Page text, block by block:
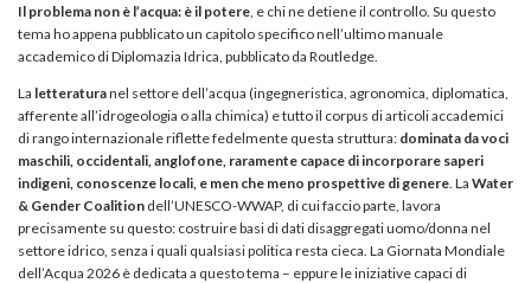
Il problema non è l’acqua: è il potere , e chi ne detiene il controllo. Su questo
tema ho appena pubblicato un capitolo specifico nell’ultimo manuale
accademico di Diplomazia Idrica, pubblicato da Routledge.
La letteraturanel settore dell’acqua (ingegneristica, agronomica, diplomatica,
afferente all’idrogeologia o alla chimica) e tutto il corpus di articoli accademici
di rango internazionale riflette fedelmente questa struttura: dominata da voci
maschili, occidentali, anglofone, raramente capace di incorporare saperi
indigeni, conoscenze locali, e men che meno prospettive di genere . La Water
& Gender Coalition dell’UNESCO-WWAP, di cui faccio parte, lavora
precisamente su questo: costruire basi di dati disaggregati uomo/donna nel
settore idrico, senza i quali qualsiasi politica resta cieca. La Giornata Mondiale
dell’Acqua 2026 è dedicata a questo tema – eppure le iniziative capaci di